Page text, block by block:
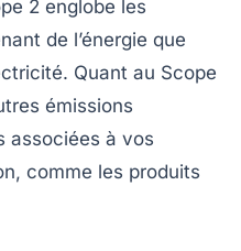
2 englobe les
de l’énergie que
Quant au Scope
émissions
associées à vos
comme les produits